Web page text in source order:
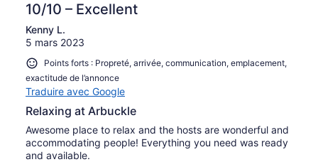
10/10 – Excellent
Kenny L.
5 mars 2023
Points forts : Propreté, arrivée, communication, emplacement,
exactitude de l’annonce
Traduire avec Google
Relaxing at Arbuckle
Awesome place to relax and the hosts are wonderful and
accommodating people! Everything you need was ready
and available.